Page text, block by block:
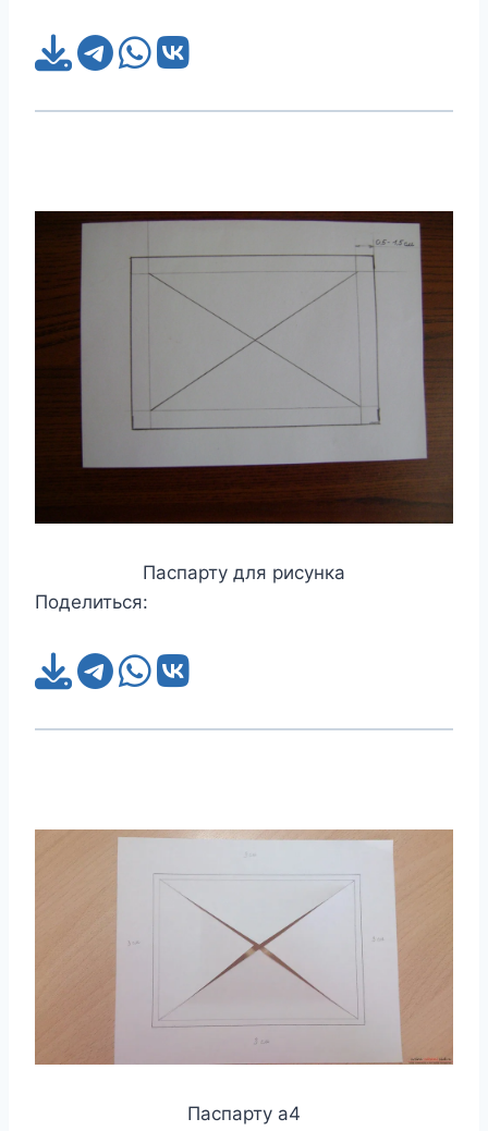
Паспарту для рисунка
Поделиться:
Паспарту а4